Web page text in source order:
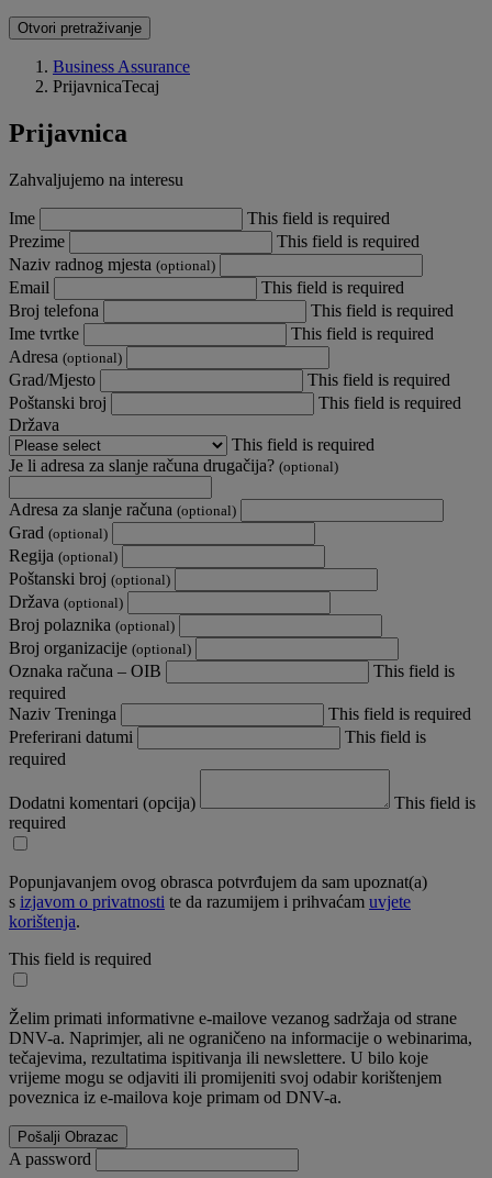
Otvori pretraživanje
Business Assurance
PrijavnicaTecaj
Prijavnica
Zahvaljujemo na interesu
Ime
This field is required
Prezime
This field is required
Naziv radnog mjesta (optional)
Email
This field is required
Broj telefona
This field is required
Ime tvrtke
This field is required
Adresa (optional)
Grad/Mjesto
This field is required
Poštanski broj
This field is required
Država
This field is required
Je li adresa za slanje računa drugačija? (optional)
Adresa za slanje računa (optional)
Grad (optional)
Regija (optional)
Poštanski broj (optional)
Država (optional)
Broj polaznika (optional)
Broj organizacije (optional)
Oznaka računa – OIB
This field is
required
Naziv Treninga
This field is required
Preferirani datumi
This field is
required
Dodatni komentari (opcija)
This field is
required
Popunjavanjem ovog obrasca potvrđujem da sam upoznat(a)
s izjavom o privatnosti te da razumijem i prihvaćam uvjete
korištenja.
This field is required
Želim primati informativne e-mailove vezanog sadržaja od strane
DNV-a. Naprimjer, ali ne ograničeno na informacije o webinarima,
tečajevima, rezultatima ispitivanja ili newslettere. U bilo koje
vrijeme mogu se odjaviti ili promijeniti svoj odabir korištenjem
poveznica iz e-mailova koje primam od DNV-a.
A password